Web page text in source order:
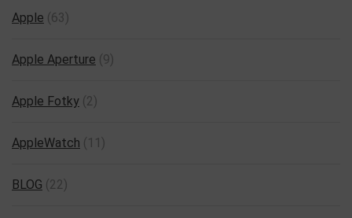
Apple (63)
Apple Aperture (9)
Apple Fotky (2)
AppleWatch (11)
BLOG (22)